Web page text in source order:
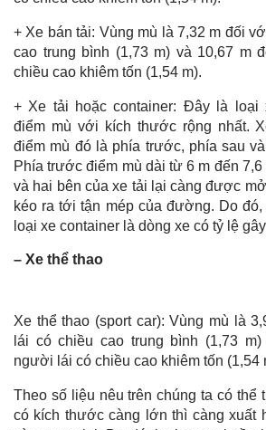
+ Xe bán tải: Vùng mù là 7,32 m đối
cao trung bình (1,73 m) và 10,67 m
chiều cao khiêm tốn (1,54 m).
+ Xe tải hoặc container: Đây là loại
điểm mù với kích thước rộng nhất.
điểm mù đó là phía trước, phía sau
Phía trước điểm mù dài từ 6 m đến
và hai bên của xe tải lại càng được
kéo ra tới tận mép của đường. Do
loại xe container là dòng xe có tỷ lệ
– Xe thể thao
Xe thể thao (sport car): Vùng mù là
lái có chiều cao trung bình (1,73
người lái có chiều cao khiêm tốn (1,54
Theo số liệu nêu trên chúng ta có thể
có kích thước càng lớn thì càng xuất